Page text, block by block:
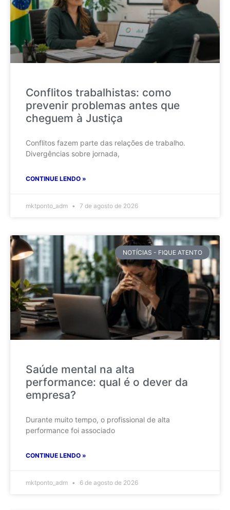
Conflitos trabalhistas: como
prevenir problemas antes que
cheguem à Justiça
Conflitos fazem parte das relações de trabalho.
Divergências sobre jornada,
CONTINUE LENDO »
mktponto_adm 7 de agosto de 2026
NOTÍCIAS - FIQUE ATENTO
Saúde mental na alta
performance: qual é o dever da
empresa?
Durante muito tempo, o profissional de alta
performance foi associado
CONTINUE LENDO »
mktponto_adm 6 de agosto de 2026